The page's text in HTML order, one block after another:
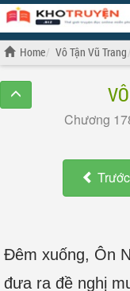
Home Vô Tận Vũ Trang
Chương
Trước
Đêm xuống, Ôn
đưa ra đề nghị